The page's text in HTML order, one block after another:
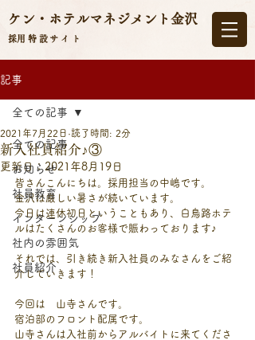
ケン・ホテルマネジメント 金沢
​採用特設サイト
記事
全ての記事
お知らせ
社員教育
インターンシップ
社内の雰囲気
社員紹介
全ての記事
新入社員紹介♪③
2021年7月22日 読了時間: 2分
更新日： 2021年8月19日
皆さんこんにちは。採用担当の中嶋です。
金沢は厳しい暑さが続いています。
今日は連休初日ということもあり、白鳥路ホテ
ルはたくさんのお客様で賑わっております♪
それでは、引き続き新入社員のみなさんをご紹
介していきます！
今回は　山寺さんです。
宿泊部のフロント配属です。
山寺さんは入社前からアルバイトに来てくださ